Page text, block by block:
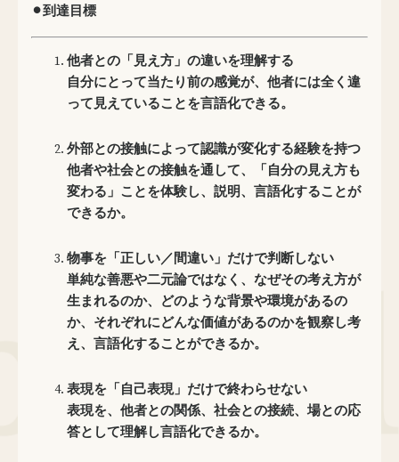
⚫︎到達目標
他者との「見え方」の違いを理解する
自分にとって当たり前の感覚が、他者には全く違
って見えていることを言語化できる。
外部との接触によって認識が変化する経験を持つ
他者や社会との接触を通して、「自分の見え方も
変わる」ことを体験し、説明、言語化することが
できるか。
物事を「正しい／間違い」だけで判断しない
単純な善悪や二元論ではなく、なぜその考え方が
生まれるのか、どのような背景や環境があるの
か、それぞれにどんな価値があるのかを観察し考
え、言語化することができるか。
表現を「自己表現」だけで終わらせない
表現を、他者との関係、社会との接続、場との応
答として理解し言語化できるか。